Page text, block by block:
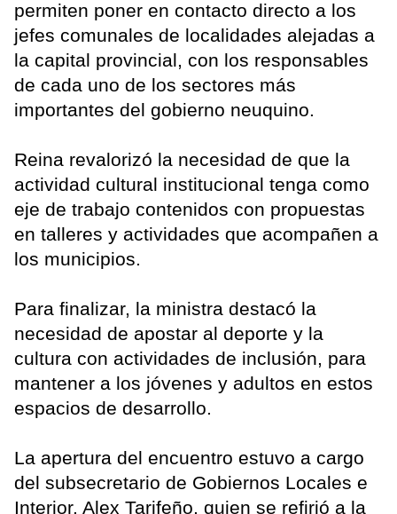
permiten poner en contacto directo a los
jefes comunales de localidades alejadas a
la capital provincial, con los responsables
de cada uno de los sectores más
importantes del gobierno neuquino.
Reina revalorizó la necesidad de que la
actividad cultural institucional tenga como
eje de trabajo contenidos con propuestas
en talleres y actividades que acompañen a
los municipios.
Para finalizar, la ministra destacó la
necesidad de apostar al deporte y la
cultura con actividades de inclusión, para
mantener a los jóvenes y adultos en estos
espacios de desarrollo.
La apertura del encuentro estuvo a cargo
del subsecretario de Gobiernos Locales e
Interior, Alex Tarifeño, quien se refirió a la